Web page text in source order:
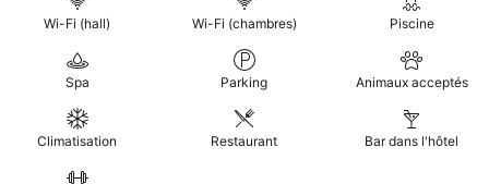
Wi-Fi (hall) Wi-Fi (chambres) Piscine
Spa Parking Animaux acceptés
Climatisation Restaurant Bar dans l'hôtel